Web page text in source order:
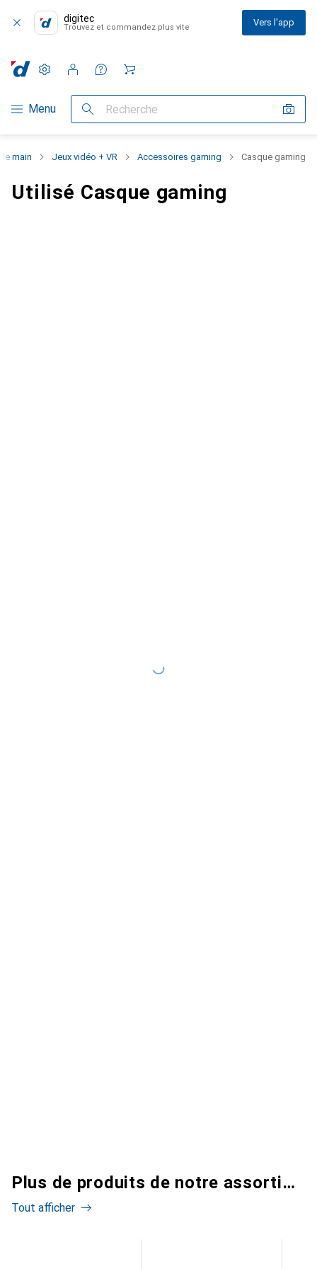
digitec
Trouvez et commandez plus vite Vers l'app
Navigation par catégorie
Menu Recherche
Paramètres
Compte client
Listes de comparaison
Listes d'envies
Panier
main Jeux vidéo + VR Accessoires gaming Casque gaming
Utilisé Casque gaming
Plus de produits de notre assortiment
Tout afficher